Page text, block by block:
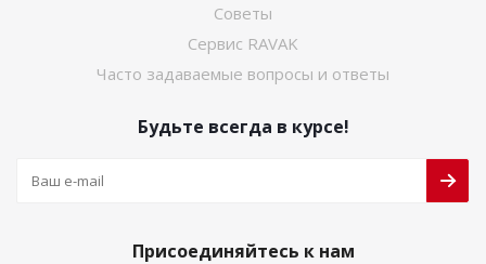
Советы
Сервис RAVAK
Часто задаваемые вопросы и ответы
Будьте всегда в курсе!
Присоединяйтесь к нам